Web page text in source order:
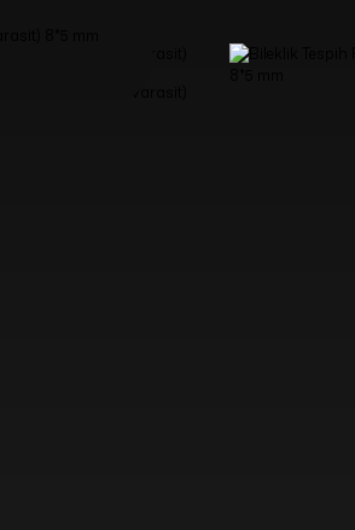
1750 TL